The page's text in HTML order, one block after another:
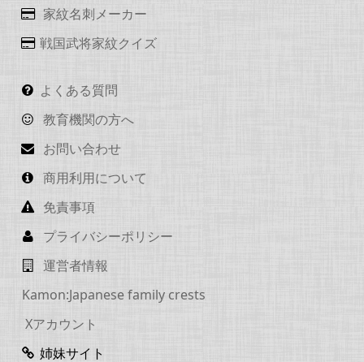
家紋名刺メーカー
戦国武将家紋クイズ
よくある質問
教育機関の方へ
お問い合わせ
商用利用について
免責事項
プライバシーポリシー
運営者情報
Kamon:Japanese family crests
Xアカウント
姉妹サイト